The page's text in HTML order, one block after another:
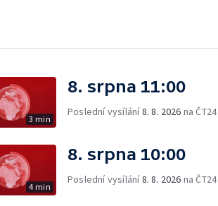
3 min
8. srpna 11:00
Poslední vysílání8. 8. 2026 na ČT24
4 min
8. srpna 10:00
Poslední vysílání8. 8. 2026 na ČT24